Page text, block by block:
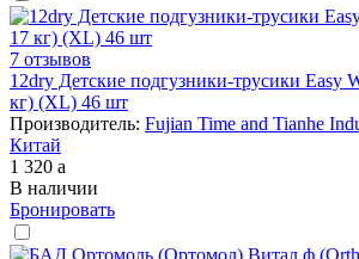
7 отзывов
12dry Детские подгузники-трусики Easy
кг) (XL) 46 шт
Производитель: Fujian Time and Tianhe
Китай
1 320 a
В наличии
Бронировать